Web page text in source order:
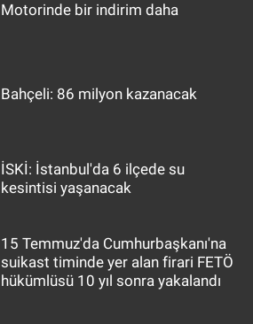
Motorinde bir indirim daha
Bahçeli: 86 milyon kazanacak
İSKİ: İstanbul'da 6 ilçede su
kesintisi yaşanacak
15 Temmuz'da Cumhurbaşkanı'na
suikast timinde yer alan firari FETÖ
hükümlüsü 10 yıl sonra yakalandı